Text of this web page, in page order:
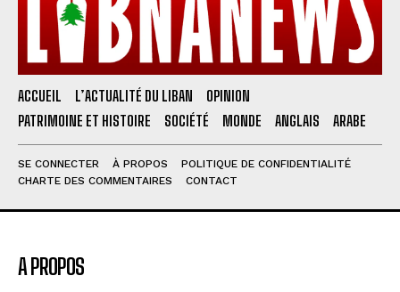
ACCUEIL L’ACTUALITÉ DU LIBAN
OPINION
PATRIMOINE ET HISTOIRE
SOCIÉTÉ MONDE ANGLAIS ARABE
SE CONNECTER À PROPOS
POLITIQUE DE CONFIDENTIALITÉ
CHARTE DES COMMENTAIRES
CONTACT
A PROPOS